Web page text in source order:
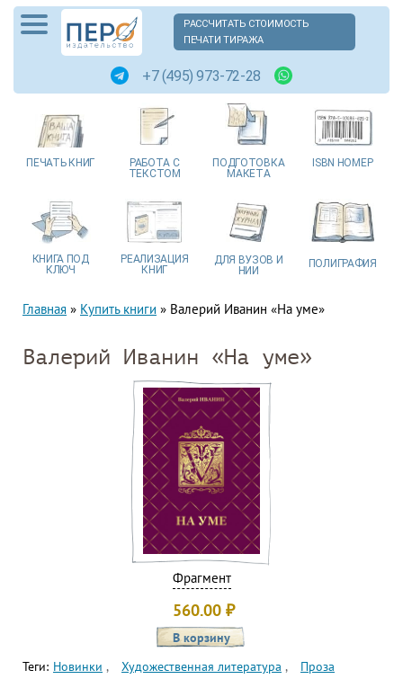
РАССЧИТАТЬ СТОИМОСТЬ
ПЕЧАТИ ТИРАЖА
+7 (495) 973-72-28
ПЕЧАТЬ КНИГ РАБОТА С
ТЕКСТОМ
ПОДГОТОВКА
МАКЕТА
ISBN НОМЕР
КНИГА ПОД
КЛЮЧ
РЕАЛИЗАЦИЯ
КНИГ
ДЛЯ ВУЗОВ И
НИИ
ПОЛИГРАФИЯ
Главная » Купить книги » Валерий Иванин «На уме»
Валерий Иванин «На уме»
Фрагмент
560.00 ₽
Теги: Новинки Художественная литература Проза